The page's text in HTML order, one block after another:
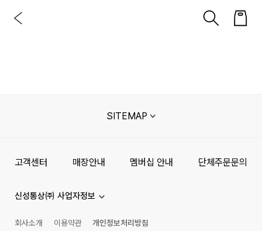
SITEMAP
고객센터 매장안내 멤버십 안내 단체주문문의
신성통상㈜ 사업자정보
회사소개 이용약관
개인정보처리방침